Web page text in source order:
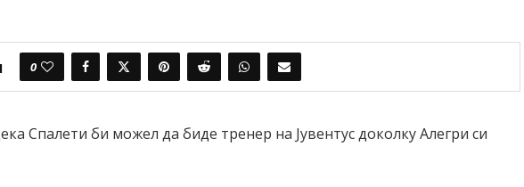
0
Спалети би можел да биде тренер на Јувентус доколку Алегри си